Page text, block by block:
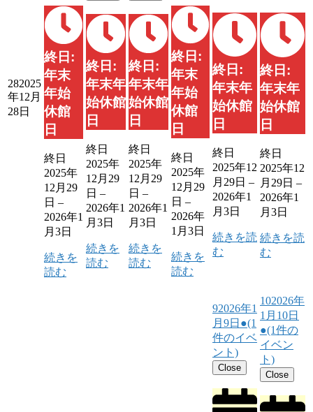
282025
年12月
28日
終日:
年末
年始
休館
日
終日
2025年
12月29
日 –
2026年1
月3日
続きを
読む
終日:
年末年
始休館
日
終日
2025年
12月29
日 –
2026年1
月3日
続きを
読む
終日:
年末年
始休館
日
終日
2025年
12月29
日 –
2026年1
月3日
続きを
読む
終日:
年末
年始
休館
日
終日
2025年
12月29
日 –
2026年
1月3日
続きを
読む
終日:
年末年
始休館
日
終日
2025年12
月29日 –
2026年1
月3日
続きを読
む
終日:
年末年
始休館
日
終日
2025年12
月29日 –
2026年1
月3日
続きを読
む
92026年1
月9日 ●(1
件のイベ
ント)
Close
102026年
1月10日
●(1件の
イベン
ト)
Close